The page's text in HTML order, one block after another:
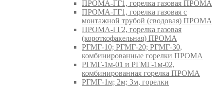
ПРОМА-ГГ1, горелка газовая ПРОМА
ПРОМА-ГГ1, горелка газовая с
монтажной трубой (сводовая) ПРОМА
ПРОМА-ГГ2, горелка газовая
(короткофакельная) ПРОМА
РГМГ-10; РГМГ-20; РГМГ-30,
комбинированные горелки ПРОМА
РГМГ-1м-01 и РГМГ-1м-02,
комбинированная горелка ПРОМА
РГМГ-1м; 2м; 3м, горелки